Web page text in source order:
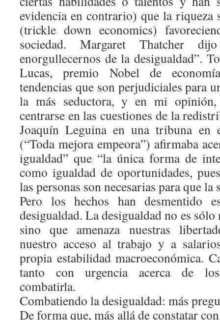
evidencia en contrario) que la riqueza
(trickle down economics)
sociedad. Margaret Thatcher
enorgullecernos de la desigualdad”.
Lucas, premio Nobel de
tendencias que son perjudiciales para
la más seductora, y en mi opinión,
centrarse en las cuestiones de la
Joaquín Leguina en una tribuna
(“Toda mejora empeora”) afirmaba
igualdad” que “la única forma de
como igualdad de oportunidades,
las personas son necesarias para que
Pero los hechos han desmentido
desigualdad. La desigualdad no es
sino que amenaza nuestras
nuestro acceso al trabajo y a
propia estabilidad macroeconómica.
tanto con urgencia acerca de
combatirla.
Combatiendo la desigualdad: más
De forma que, más allá de constatar